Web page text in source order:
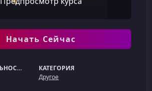
Начать Сейчас
ПРОДОЛЖИТЕЛЬНОСТЬ
КАТЕГОРИЯ
Другое